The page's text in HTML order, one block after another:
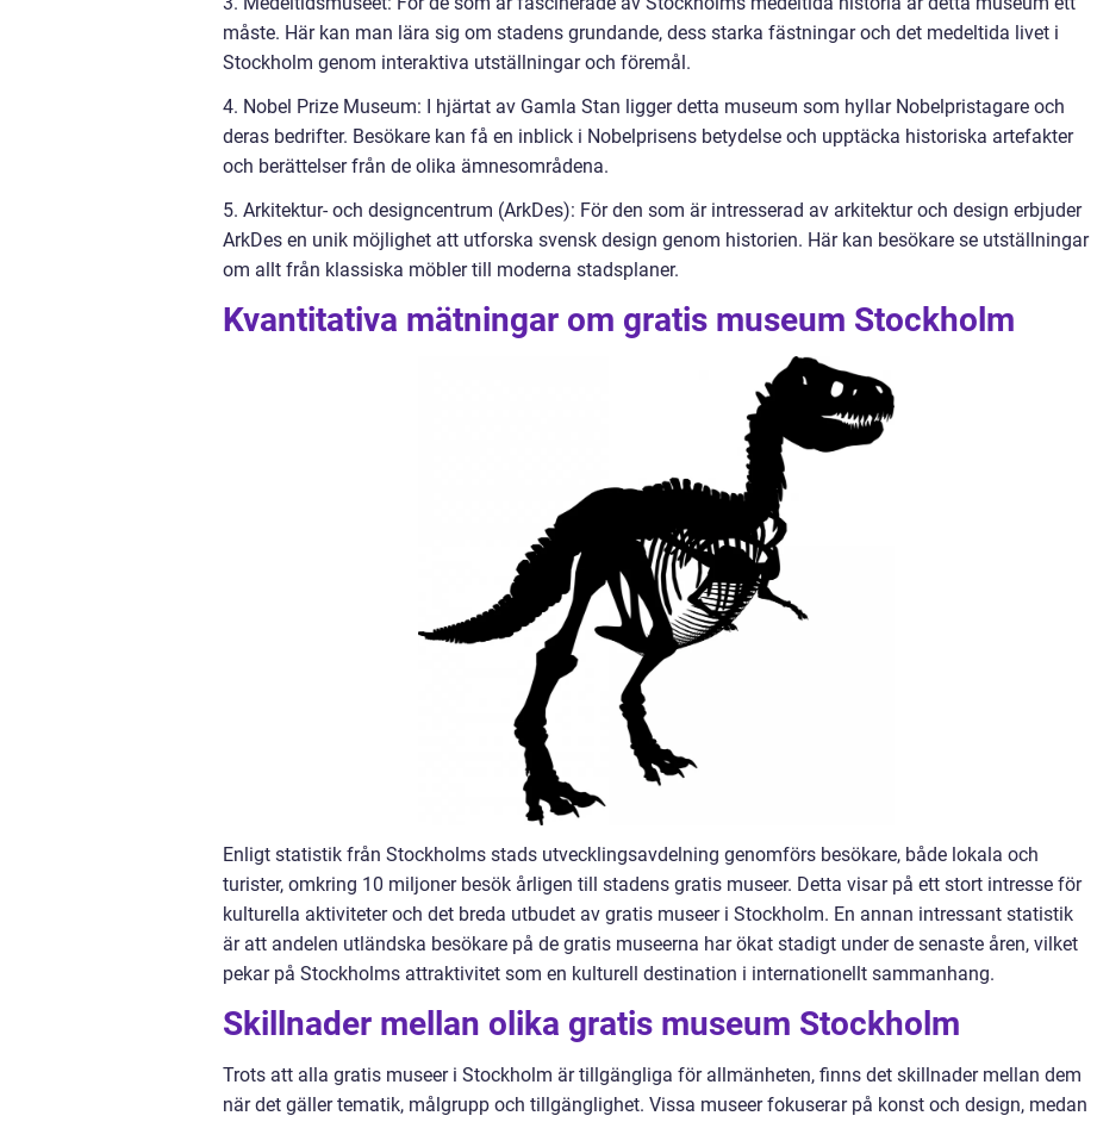
måste. Här kan man lära sig om stadens grundande, dess starka fästningar och det medeltida livet i
Stockholm genom interaktiva utställningar och föremål.
4. Nobel Prize Museum: I hjärtat av Gamla Stan ligger detta museum som hyllar Nobelpristagare och
deras bedrifter. Besökare kan få en inblick i Nobelprisens betydelse och upptäcka historiska artefakter
och berättelser från de olika ämnesområdena.
5. Arkitektur- och designcentrum (ArkDes): För den som är intresserad av arkitektur och design erbjuder
ArkDes en unik möjlighet att utforska svensk design genom historien. Här kan besökare se utställningar
om allt från klassiska möbler till moderna stadsplaner.
Kvantitativa mätningar om gratis museum Stockholm
Enligt statistik från Stockholms stads utvecklingsavdelning genomförs besökare, både lokala och
turister, omkring 10 miljoner besök årligen till stadens gratis museer. Detta visar på ett stort intresse för
kulturella aktiviteter och det breda utbudet av gratis museer i Stockholm. En annan intressant statistik
är att andelen utländska besökare på de gratis museerna har ökat stadigt under de senaste åren, vilket
pekar på Stockholms attraktivitet som en kulturell destination i internationellt sammanhang.
Skillnader mellan olika gratis museum Stockholm
Trots att alla gratis museer i Stockholm är tillgängliga för allmänheten, finns det skillnader mellan dem
när det gäller tematik, målgrupp och tillgänglighet. Vissa museer fokuserar på konst och design, medan